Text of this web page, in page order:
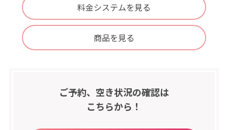
料金システムを見る
商品を見る
ご予約、空き状況の確認は
こちらから！